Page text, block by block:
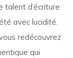
talent d’écriture
avec lucidité.
redécouvrez
qui